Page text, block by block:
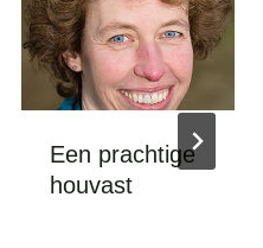
Een prachtige
houvast